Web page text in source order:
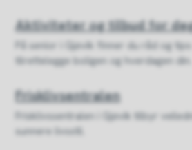
Aktiviteter og tilbud for
På senior i Gjøvik finner du råd og
tilrettelegge boligen og hverdagen din.
Frisklivsentralen
Frisklivssentralen i Gjøvik tilbyr
sunnere livsstil.